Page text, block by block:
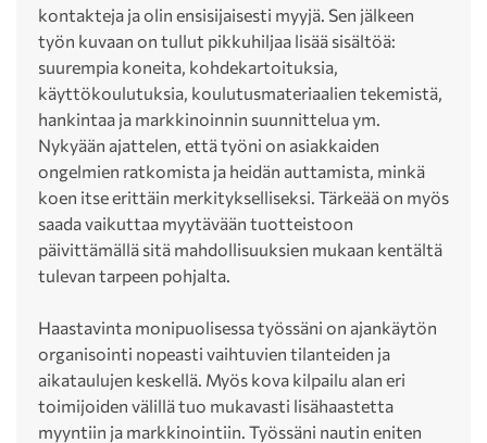
kontakteja ja olin ensisijaisesti myyjä. Sen jälkeen
työn kuvaan on tullut pikkuhiljaa lisää sisältöä:
suurempia koneita, kohdekartoituksia,
käyttökoulutuksia, koulutusmateriaalien tekemistä,
hankintaa ja markkinoinnin suunnittelua ym.
Nykyään ajattelen, että työni on asiakkaiden
ongelmien ratkomista ja heidän auttamista, minkä
koen itse erittäin merkitykselliseksi. Tärkeää on myös
saada vaikuttaa myytävään tuotteistoon
päivittämällä sitä mahdollisuuksien mukaan kentältä
tulevan tarpeen pohjalta.
Haastavinta monipuolisessa työssäni on ajankäytön
organisointi nopeasti vaihtuvien tilanteiden ja
aikataulujen keskellä. Myös kova kilpailu alan eri
toimijoiden välillä tuo mukavasti lisähaastetta
myyntiin ja markkinointiin. Työssäni nautin eniten